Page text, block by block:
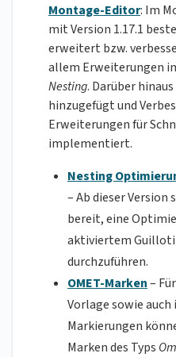
Montage-Editor: Im
mit Version 1.17.1
erweitert bzw.
allem Erweiterungen
Nesting. Darüber
hinzugefügt und
Erweiterungen für
implementiert.
Nesting
– Ab dieser
bereit, eine
aktiviertem
durchzuführen.
OMET-Marken–
Vorlage sowie
Markierungen
Marken des Typs